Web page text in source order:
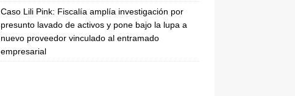
Caso Lili Pink: Fiscalía amplía investigación por
presunto lavado de activos y pone bajo la lupa a
nuevo proveedor vinculado al entramado
empresarial